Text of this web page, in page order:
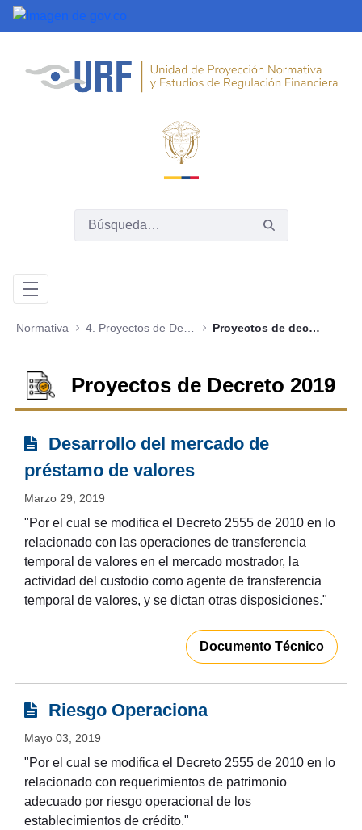
Saltar al contenido principal
Normativa Proyectos de decreto 2019
Proyectos de Decreto 2019
Desarrollo del mercado de
préstamo de valores
Marzo 29, 2019
"Por el cual se modifica el Decreto 2555 de 2010 en lo
relacionado con las operaciones de transferencia
temporal de valores en el mercado mostrador, la
actividad del custodio como agente de transferencia
temporal de valores, y se dictan otras disposiciones."
Documento Técnico
Riesgo Operaciona
Mayo 03, 2019
"Por el cual se modifica el Decreto 2555 de 2010 en lo
relacionado con requerimientos de patrimonio
adecuado por riesgo operacional de los
establecimientos de crédito."